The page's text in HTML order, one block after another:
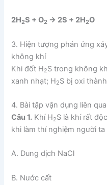
2H2S + O2 → 2S + 2H2O
3. Hiện tượng phản ứng
không khí
Khi đốt H2S trong không
xanh nhạt; H2S bị oxi
4. Bài tập vận dụng liên
Câu 1. Khí H2S là khí rất
khi làm thí nghiệm người ta
A. Dung dịch NaCl
B. Nước cất